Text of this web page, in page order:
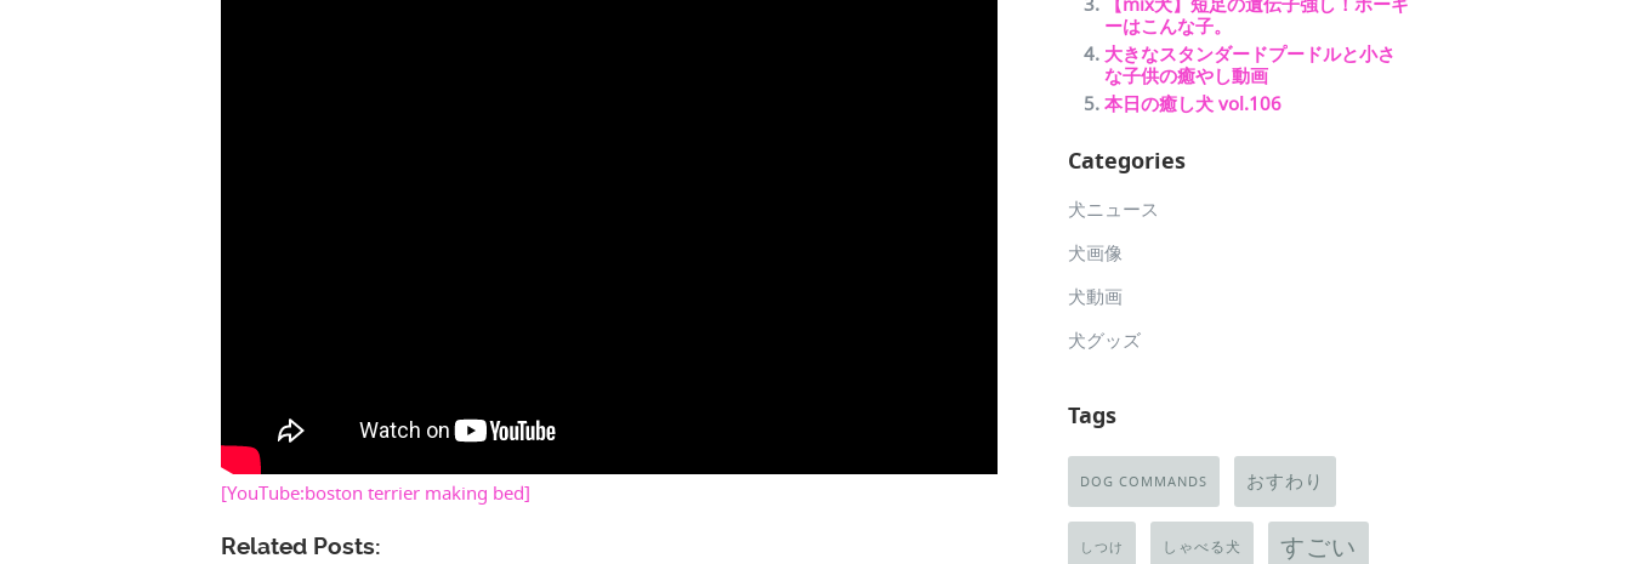
[YouTube:boston terrier making bed]
Related Posts:
ーはこんな子。
大きなスタンダードプードルと小さ
な子供の癒やし動画
本日の癒し犬 vol.106
Categories
犬ニュース
犬画像
犬動画
犬グッズ
Tags
DOG COMMANDS おすわり
しつけ しゃべる犬 すごい